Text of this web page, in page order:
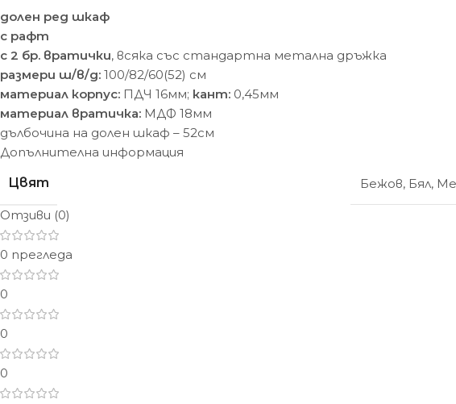
долен ред шкаф
с рафт
с 2 бр. вратички, всяка със стандартна метална дръжка
размери ш/в/д: 100/82/60(52) cм
материал корпус: ПДЧ 16мм; кант: 0,45мм
материал вратичка: МДФ 18мм
дълбочина на долен шкаф – 52см
Допълнителна информация
Цвят
Бежов, Бял,
Отзиви (0)
0 прегледа
0
0
0